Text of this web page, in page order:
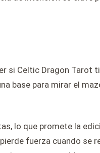
si Celtic Dragon Tarot
base para mirar el
lo que promete la
fuerza cuando se